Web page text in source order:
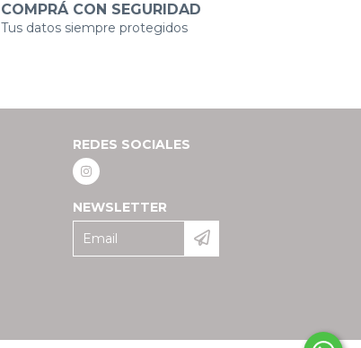
COMPRÁ CON SEGURIDAD
Tus datos siempre protegidos
REDES SOCIALES
NEWSLETTER